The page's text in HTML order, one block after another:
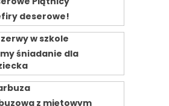
deserowe!
śniadanie dla
z miętowym